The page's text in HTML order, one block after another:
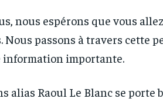
nous espérons que vous
passons à travers cette
information importante.
alias Raoul Le Blanc se porte